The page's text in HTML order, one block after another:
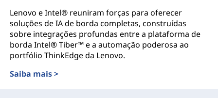
Lenovo e Intel® reuniram forças para oferecer
soluções de IA de borda completas, construídas
sobre integrações profundas entre a plataforma de
borda Intel® Tiber™ e a automação poderosa ao
portfólio ThinkEdge da Lenovo.
Saiba mais >